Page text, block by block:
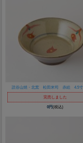
読谷山焼・北窯 松田米司 赤絵 4.5寸
完売しました
0円(税込)